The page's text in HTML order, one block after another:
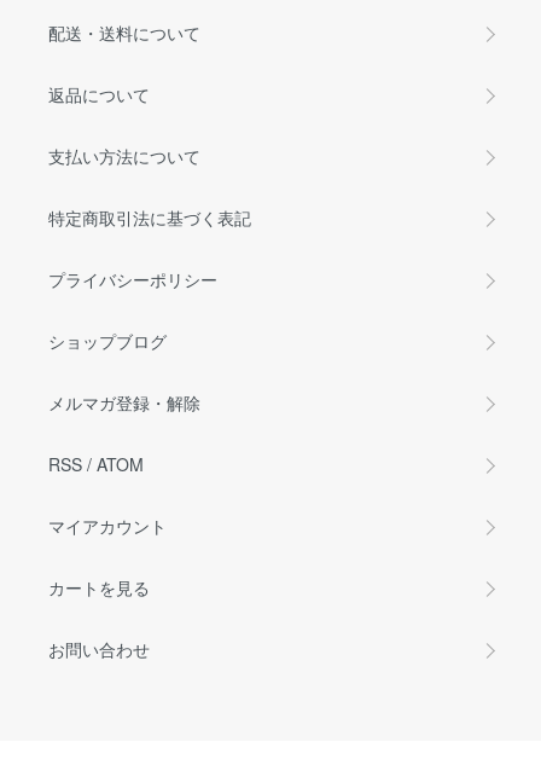
配送・送料について
返品について
支払い方法について
特定商取引法に基づく表記
プライバシーポリシー
ショップブログ
メルマガ登録・解除
RSS / ATOM
マイアカウント
カートを見る
お問い合わせ